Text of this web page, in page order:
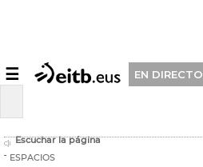
☰ EN DIRECTO
Escuchar la página
ESPACIOS